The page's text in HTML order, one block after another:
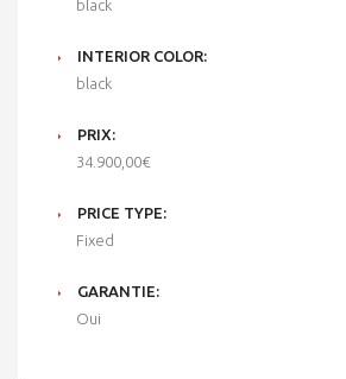
black
INTERIOR COLOR:
black
PRIX:
34.900,00€
PRICE TYPE:
Fixed
GARANTIE:
Oui